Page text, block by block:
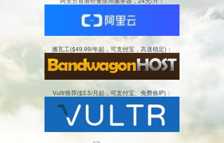
搬瓦工($49.99/年起，可支付宝，高速稳定)：
Vultr推荐($3.5/月起，可支付宝、免费换IP)：